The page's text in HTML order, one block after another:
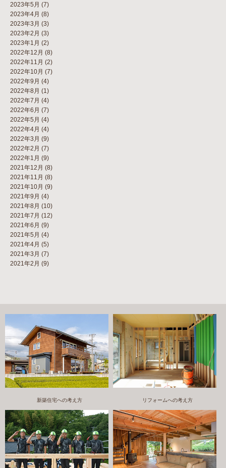
2023年5月 (7)
2023年4月 (8)
2023年3月 (3)
2023年2月 (3)
2023年1月 (2)
2022年12月 (8)
2022年11月 (2)
2022年10月 (7)
2022年9月 (4)
2022年8月 (1)
2022年7月 (4)
2022年6月 (7)
2022年5月 (4)
2022年4月 (4)
2022年3月 (9)
2022年2月 (7)
2022年1月 (9)
2021年12月 (8)
2021年11月 (8)
2021年10月 (9)
2021年9月 (4)
2021年8月 (10)
2021年7月 (12)
2021年6月 (9)
2021年5月 (4)
2021年4月 (5)
2021年3月 (7)
2021年2月 (9)
新築住宅への考え方 リフォームへの考え方